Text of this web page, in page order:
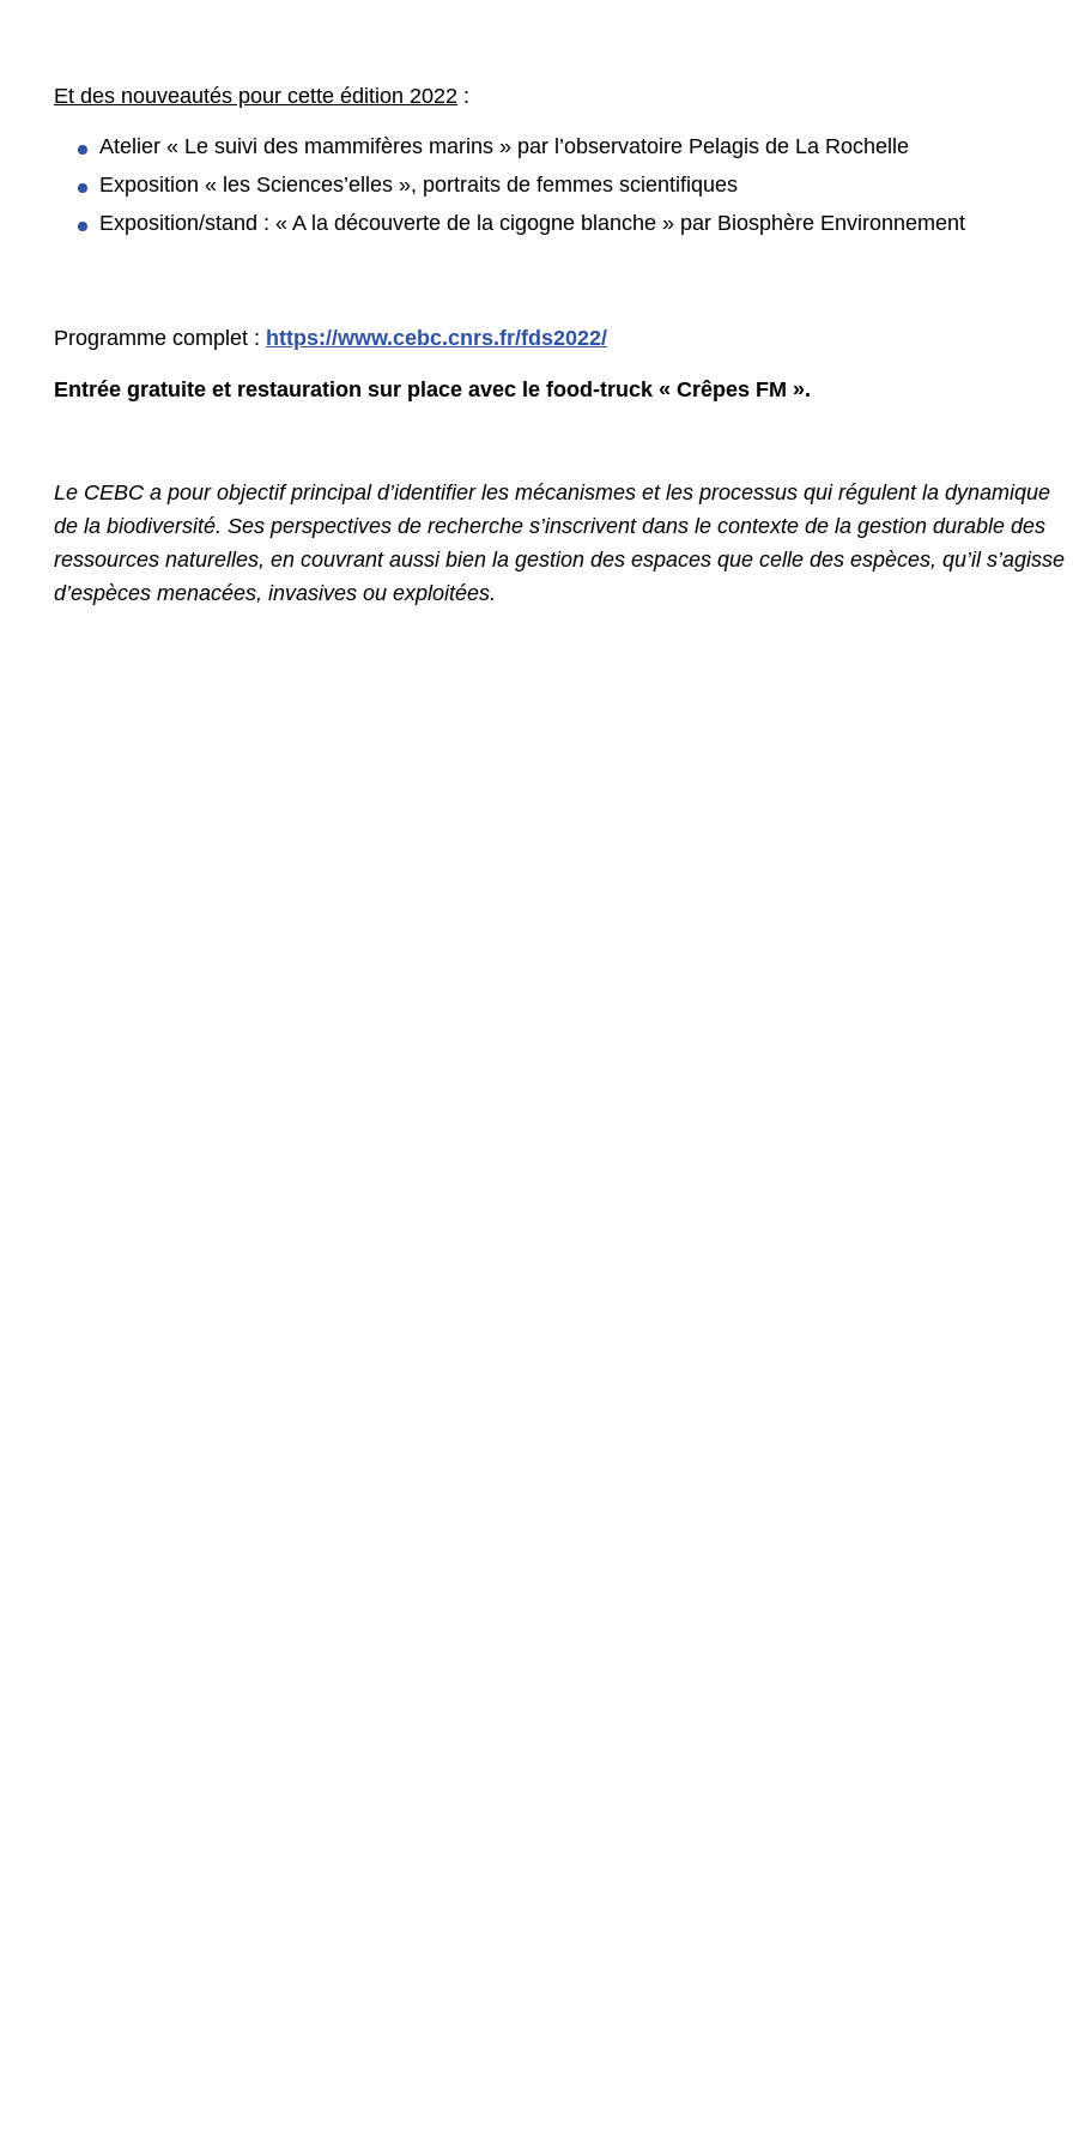
Et des nouveautés pour cette édition 2022 :
Atelier « Le suivi des mammifères marins » par l’observatoire Pelagis de La Rochelle
Exposition « les Sciences’elles », portraits de femmes scientifiques
Exposition/stand : « A la découverte de la cigogne blanche » par Biosphère Environnement
Programme complet : https://www.cebc.cnrs.fr/fds2022/
Entrée gratuite et restauration sur place avec le food-truck « Crêpes FM ».
Le CEBC a pour objectif principal d’identifier les mécanismes et les processus qui régulent la dynamique
de la biodiversité. Ses perspectives de recherche s’inscrivent dans le contexte de la gestion durable des
ressources naturelles, en couvrant aussi bien la gestion des espaces que celle des espèces, qu’il s’agisse
d’espèces menacées, invasives ou exploitées.